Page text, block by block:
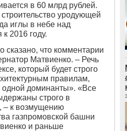
в 60 млрд рублей.
уродующей
иглы в небе над
2016 году.
сказано, что комментарии
Матвиенко. – Речь
который будет строго
правилам,
одной доминанты». «Все
строго в
– к возмущению
газпромовской башни
и раньше